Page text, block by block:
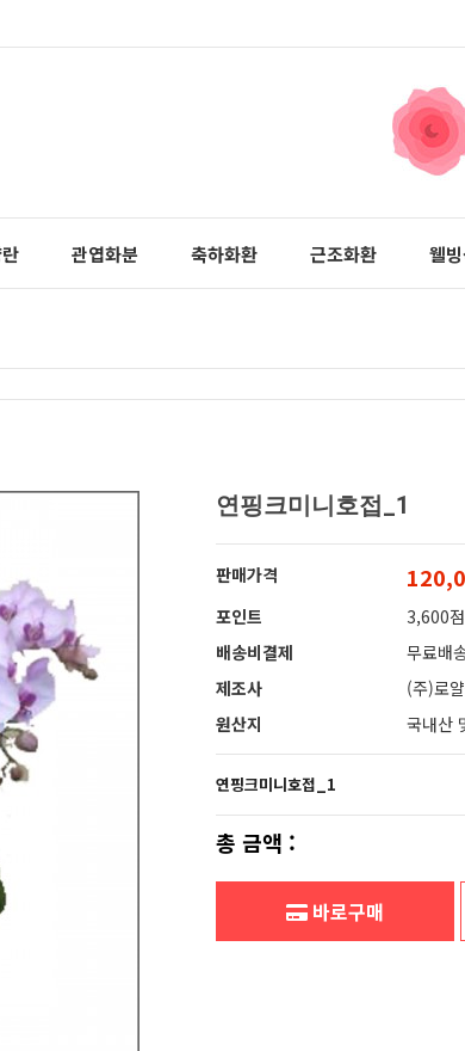
관엽화분 축하화환 근조화환 웰
연핑크미니호접_1
판매가격
포인트
3,600점
배송비결제
무료배
제조사
(주)로
원산지
국내산
연핑크미니호접_1
총 금액 :
바로구매